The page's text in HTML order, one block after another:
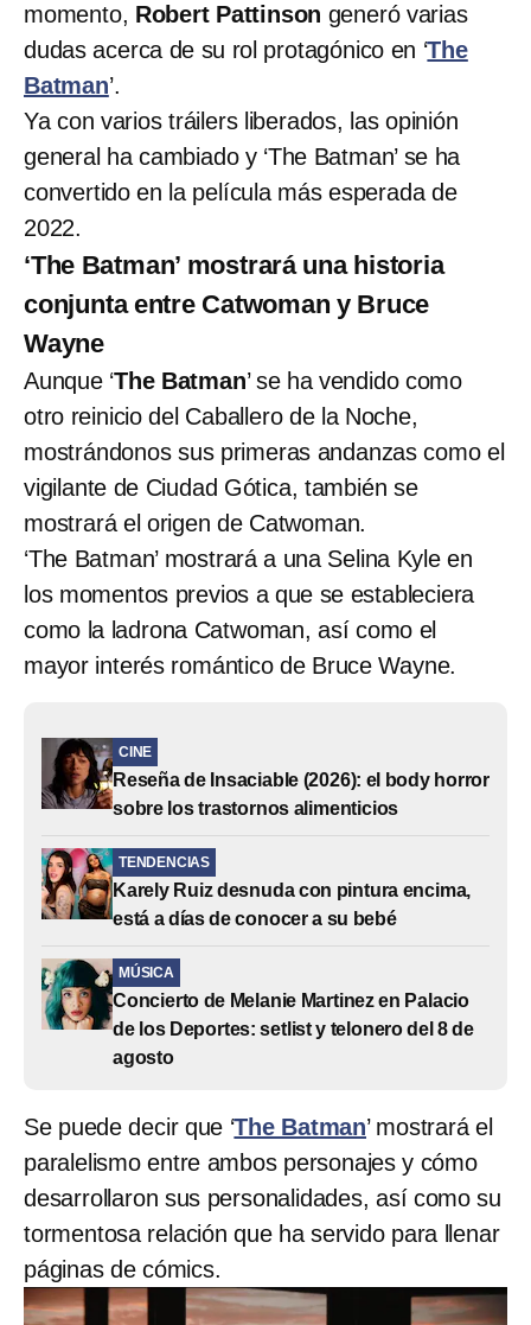
momento, Robert Pattinson generó varias
dudas acerca de su rol protagónico en ‘The
Batman’.
Ya con varios tráilers liberados, las opinión
general ha cambiado y ‘The Batman’ se ha
convertido en la película más esperada de
2022.
‘The Batman’ mostrará una historia
conjunta entre Catwoman y Bruce
Wayne
Aunque ‘The Batman’ se ha vendido como
otro reinicio del Caballero de la Noche,
mostrándonos sus primeras andanzas como el
vigilante de Ciudad Gótica, también se
mostrará el origen de Catwoman.
‘The Batman’ mostrará a una Selina Kyle en
los momentos previos a que se estableciera
como la ladrona Catwoman, así como el
mayor interés romántico de Bruce Wayne.
CINE
Reseña de Insaciable (2026): el body horror
sobre los trastornos alimenticios
TENDENCIAS
Karely Ruiz desnuda con pintura encima,
está a días de conocer a su bebé
MÚSICA
Concierto de Melanie Martinez en Palacio
de los Deportes: setlist y telonero del 8 de
agosto
Se puede decir que ‘The Batman’ mostrará el
paralelismo entre ambos personajes y cómo
desarrollaron sus personalidades, así como su
tormentosa relación que ha servido para llenar
páginas de cómics.